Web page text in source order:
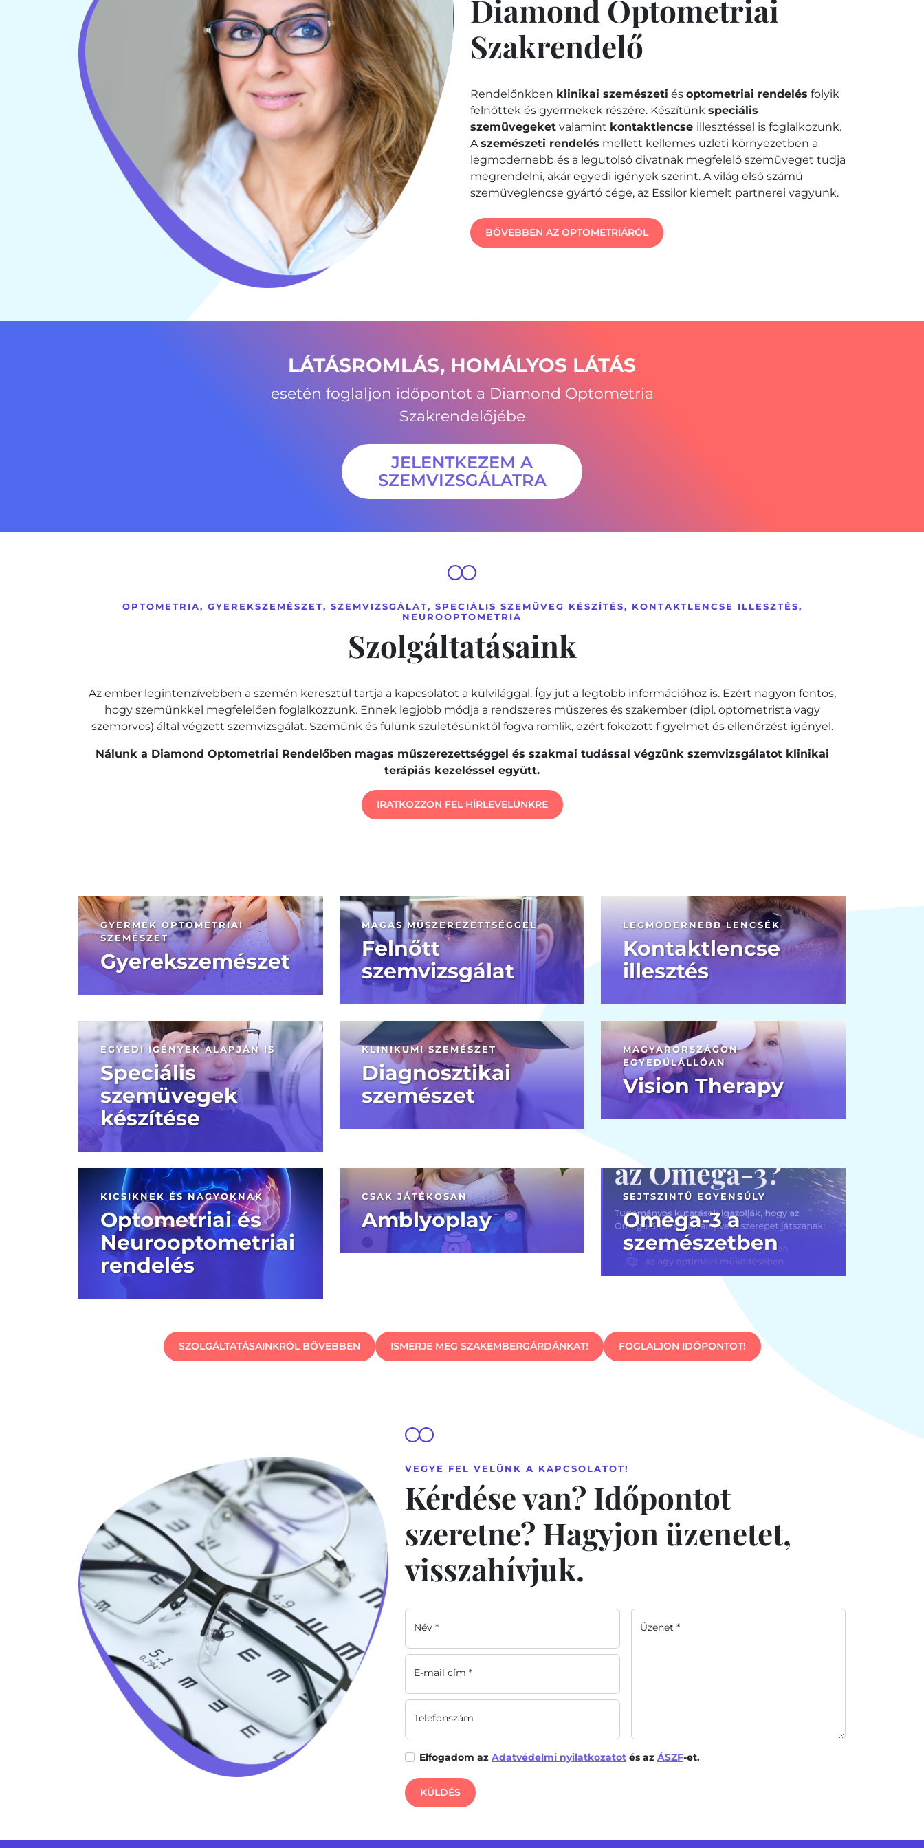
Diamond Optometriai
Szakrendelő
Rendelőnkben klinikai szemészeti és optometriai rendelés folyik
felnőttek és gyermekek részére. Készítünk speciális
szemüvegeket valamint kontaktlencse illesztéssel is foglalkozunk.
Aszemészeti rendelés mellett kellemes üzleti környezetben a
legmodernebb és a legutolsó divatnak megfelelő szemüveget tudja
megrendelni, akár egyedi igények szerint. A világ első számú
szemüveglencse gyártó cége, az Essilor kiemelt partnerei vagyunk.
BŐVEBBEN AZ OPTOMETRIÁRÓL
LÁTÁSROMLÁS, HOMÁLYOS LÁTÁS
esetén foglaljon időpontot a Diamond Optometria
Szakrendelőjébe
JELENTKEZEM A
SZEMVIZSGÁLATRA
OPTOMETRIA, GYEREKSZEMÉSZET, SZEMVIZSGÁLAT, SPECIÁLIS SZEMÜVEG KÉSZÍTÉS, KONTAKTLENCSE ILLESZTÉS,
NEUROOPTOMETRIA
Szolgáltatásaink
Az ember legintenzívebben a szemén keresztül tartja a kapcsolatot a külvilággal. Így jut a legtöbb információhoz is. Ezért nagyon fontos,
hogy szemünkkel megfelelően foglalkozzunk. Ennek legjobb módja a rendszeres műszeres és szakember (dipl. optometrista vagy
szemorvos) által végzett szemvizsgálat. Szemünk és fülünk születésünktől fogva romlik, ezért fokozott figyelmet és ellenőrzést igényel.
Nálunk a Diamond Optometriai Rendelőben magas műszerezettséggel és szakmai tudással végzünk szemvizsgálatot klinikai
terápiás kezeléssel együtt.
IRATKOZZON FEL HÍRLEVELÜNKRE
GYERMEK OPTOMETRIAI
SZEMÉSZET
Gyerekszemészet
MAGAS MŰSZEREZETTSÉGGEL
Felnőtt
szemvizsgálat
LEGMODERNEBB LENCSÉK
Kontaktlencse
illesztés
EGYEDI IGÉNYEK ALAPJÁN IS
Speciális
szemüvegek
készítése
KLINIKUMI SZEMÉSZET
Diagnosztikai
szemészet
MAGYARORSZÁGON
EGYEDÜLÁLLÓAN
Vision Therapy
KICSIKNEK ÉS NAGYOKNAK
Optometriai és
Neurooptometriai
rendelés
CSAK JÁTÉKOSAN
Amblyoplay
SEJTSZINTŰ EGYENSÚLY
Omega-3 a
szemészetben
SZOLGÁLTATÁSAINKRÓL BŐVEBBEN ISMERJE MEG SZAKEMBERGÁRDÁNKAT! FOGLALJON IDŐPONTOT!
VEGYE FEL VELÜNK A KAPCSOLATOT!
Kérdése van? Időpontot
szeretne? Hagyjon üzenetet,
visszahívjuk.
Név *
E-mail cím *
Telefonszám
Üzenet *
Elfogadom az Adatvédelmi nyilatkozatot és az ÁSZF-et.
KÜLDÉS